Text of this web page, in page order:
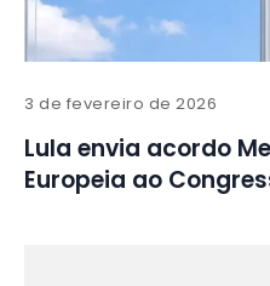
3 de fevereiro de 2026
Lula envia acordo
Europeia ao